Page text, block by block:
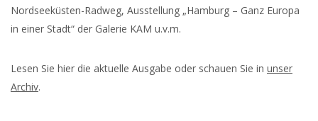
Nordseeküsten-Radweg, Ausstellung „Hamburg – Ganz Europa
in einer Stadt“ der Galerie KAM u.v.m.
Lesen Sie hier die aktuelle Ausgabe oder schauen Sie in unser
Archiv.